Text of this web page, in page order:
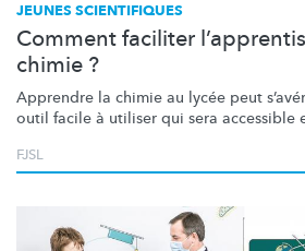
JEUNES SCIENTIFIQUES
Comment faciliter
chimie ?
Apprendre la chimie au lycée peut
outil facile à utiliser qui sera accessible
FJSL